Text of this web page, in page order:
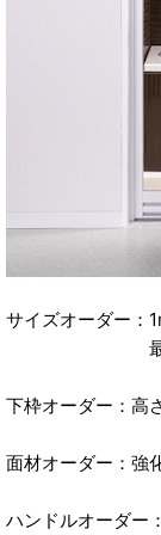
サイズオーダー：
最大
下枠オーダー：高
面材オーダー：強
ハンドルオーダー